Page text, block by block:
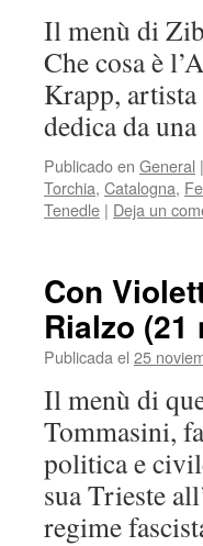
Il menù di
Che cosa è
Krapp, artista
dedica da
Publicado en General |
Torchia, Catalogna,
Tenedle | Deja un
Con
Rialzo (21
Publicada el 25
Il menù di
Tommasini,
politica e
sua Trieste
regime